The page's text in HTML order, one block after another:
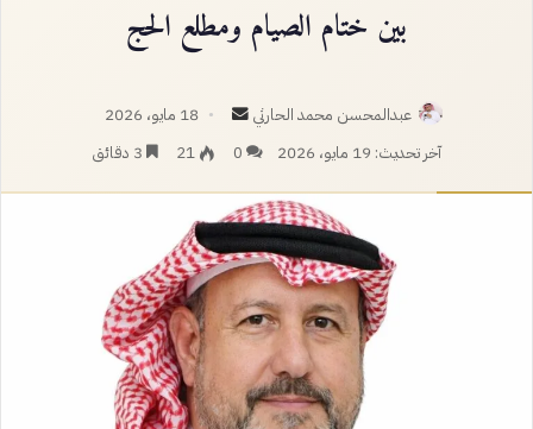
بين ختام الصيام ومطلع الحج
عبدالمحسن محمد الحارثي
أرسل
بريدا
18 مايو، 2026
آخر تحديث: 19 مايو، 2026
0
21